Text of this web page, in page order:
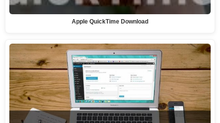
Apple QuickTime Download